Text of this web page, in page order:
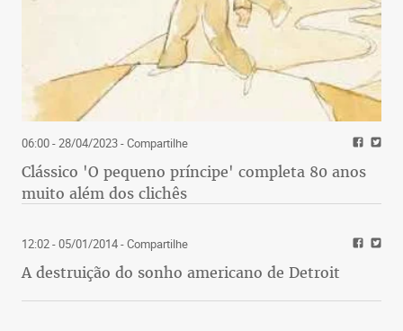
06:00 - 28/04/2023- Compartilhe
Clássico 'O pequeno príncipe' completa 80 anos
muito além dos clichês
12:02 - 05/01/2014- Compartilhe
A destruição do sonho americano de Detroit